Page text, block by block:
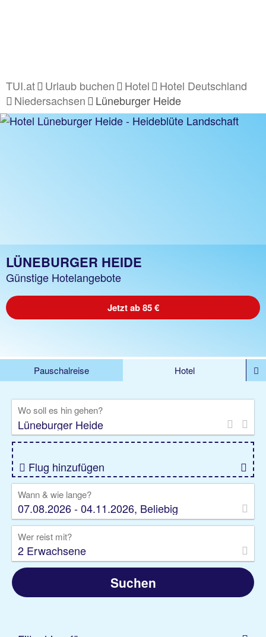
TUI.at Urlaub buchen Hotel
Hotel Deutschland
Niedersachsen
Lüneburger Heide
LÜNEBURGER HEIDE
Günstige Hotelangebote
Jetzt ab 85 €
Pauschalreise
Hotel
Rundreise
Kreuzfahrt
Gruppenreise
Camper Privattransfer
Wo soll es hin gehen?
Flug hinzufügen
Wann & wie lange?
07.08.2026 - 04.11.2026, Beliebig
Wer reist mit?
2 Erwachsene
Suchen